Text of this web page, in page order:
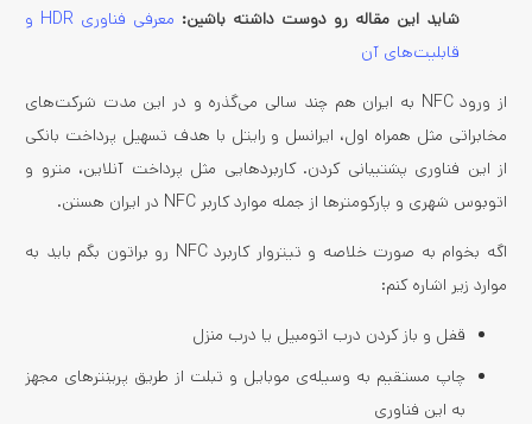
شاید این مقاله رو دوست داشته باشین:
معرفی فناوری HDR و
قابلیت‌های آن
از ورود NFC به ایران هم چند سالی می‌گذره و در این مدت شرکت‌های
مخابراتی مثل همراه اول، ایرانسل و رایتل با هدف تسهیل پرداخت بانکی
از این فناوری پشتیبانی کردن. کاربردهایی مثل پرداخت آنلاین، مترو و
اتوبوس شهری و پارکومترها از جمله موارد کاربر NFC در ایران هستن.
اگه بخوام به صورت خلاصه و تیتروار کاربرد NFC رو براتون بگم باید به
موارد زیر اشاره کنم:
قفل و باز کردن درب اتومبیل یا درب منزل
چاپ مستقیم به وسیله‌ی موبایل و تبلت از طریق پرینترهای مجهز
به این فناوری